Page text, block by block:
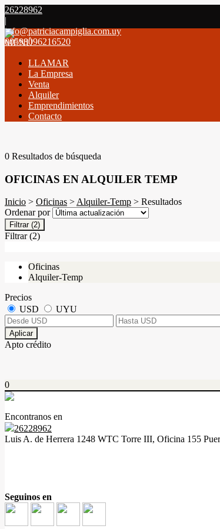
26228962
|
info@patriciacampiglia.com.uy
00598096216520
MENÚ
LLAMAR
La Empresa
Venta
Alquiler
Emprendimientos
Contacto
0 Resultados de búsqueda
OFICINAS EN ALQUILER TEMP
Inicio > Oficinas >Alquiler-Temp > Resultados
Ordenar por
Filtrar (2)
Filtrar (2)
Oficinas
Alquiler-Temp
Precios
USD
UYU
Aplicar
Apto crédito
0
Encontranos en
26228962
Luis A. de Herrera 1248 WTC Torre III, Oficina 155
Seguinos en